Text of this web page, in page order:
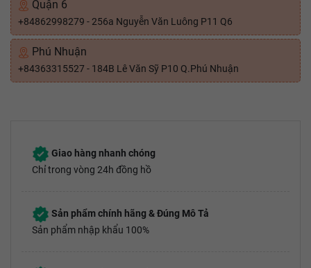
Quận 6
+84862998279 - 256a Nguyễn Văn Luông P11 Q6
Phú Nhuận
+84363315527 - 184B Lê Văn Sỹ P10 Q.Phú Nhuận
Giao hàng nhanh chóng
Chỉ trong vòng 24h đồng hồ
Sản phẩm chính hãng & Đúng Mô Tả
Sản phẩm nhập khẩu 100%